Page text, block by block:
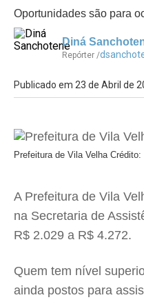
Oportunidades são para
Diná
Repórter /
Publicado em 23 de Abril de
Prefeitura de Vila Velha Crédito:
A Prefeitura de Vila
na Secretaria de
R$ 2.029 a R$ 4.272.
Quem tem nível
ainda postos para